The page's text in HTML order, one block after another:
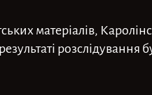
матеріалів,
розслідування